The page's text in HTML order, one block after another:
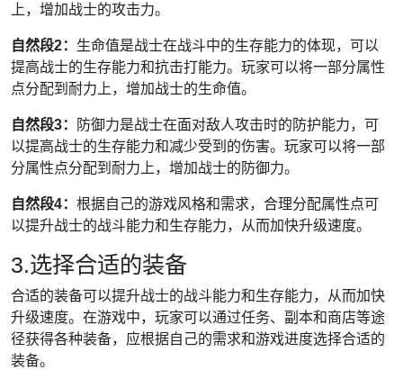
上，增加战士的攻击力。
自然段2： 生命值是战士在战斗中的生存能力的体现，可以
提高战士的生存能力和抗击打能力。玩家可以将一部分属性
点分配到耐力上，增加战士的生命值。
自然段3：
防御力是战士在面对敌人攻击时的防护能力，可
以提高战士的生存能力和减少受到的伤害。玩家可以将一部
分属性点分配到耐力上，增加战士的防御力。
自然段4： 根据自己的游戏风格和需求，合理分配属性点可
以提升战士的战斗能力和生存能力，从而加快升级速度。
3.选择合适的装备
合适的装备可以提升战士的战斗能力和生存能力，从而加快
升级速度。在游戏中，玩家可以通过任务、副本和商店等途
径获得各种装备，应根据自己的需求和游戏进度选择合适的
装备。